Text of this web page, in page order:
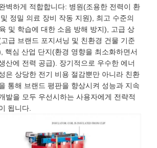
벽하게 적합합니다: 병원(조용한 전력이 환
정밀 의료 장비 작동 지원), 최고 수준의
및 학습에 대한 소음 방해 방지), 고급 상
급 브랜드 포지셔닝 및 친환경 건물 기준
핵심 산업 단지(환경 영향을 최소화하면서
산에 전력 공급). 장기적으로 우수한 에너
은 상당한 전기 비용 절감뿐만 아니라 친환
통해 브랜드 평판을 향상시켜 성능과 지속
발을 모두 우선시하는 사용자에게 전략적
됩니다.